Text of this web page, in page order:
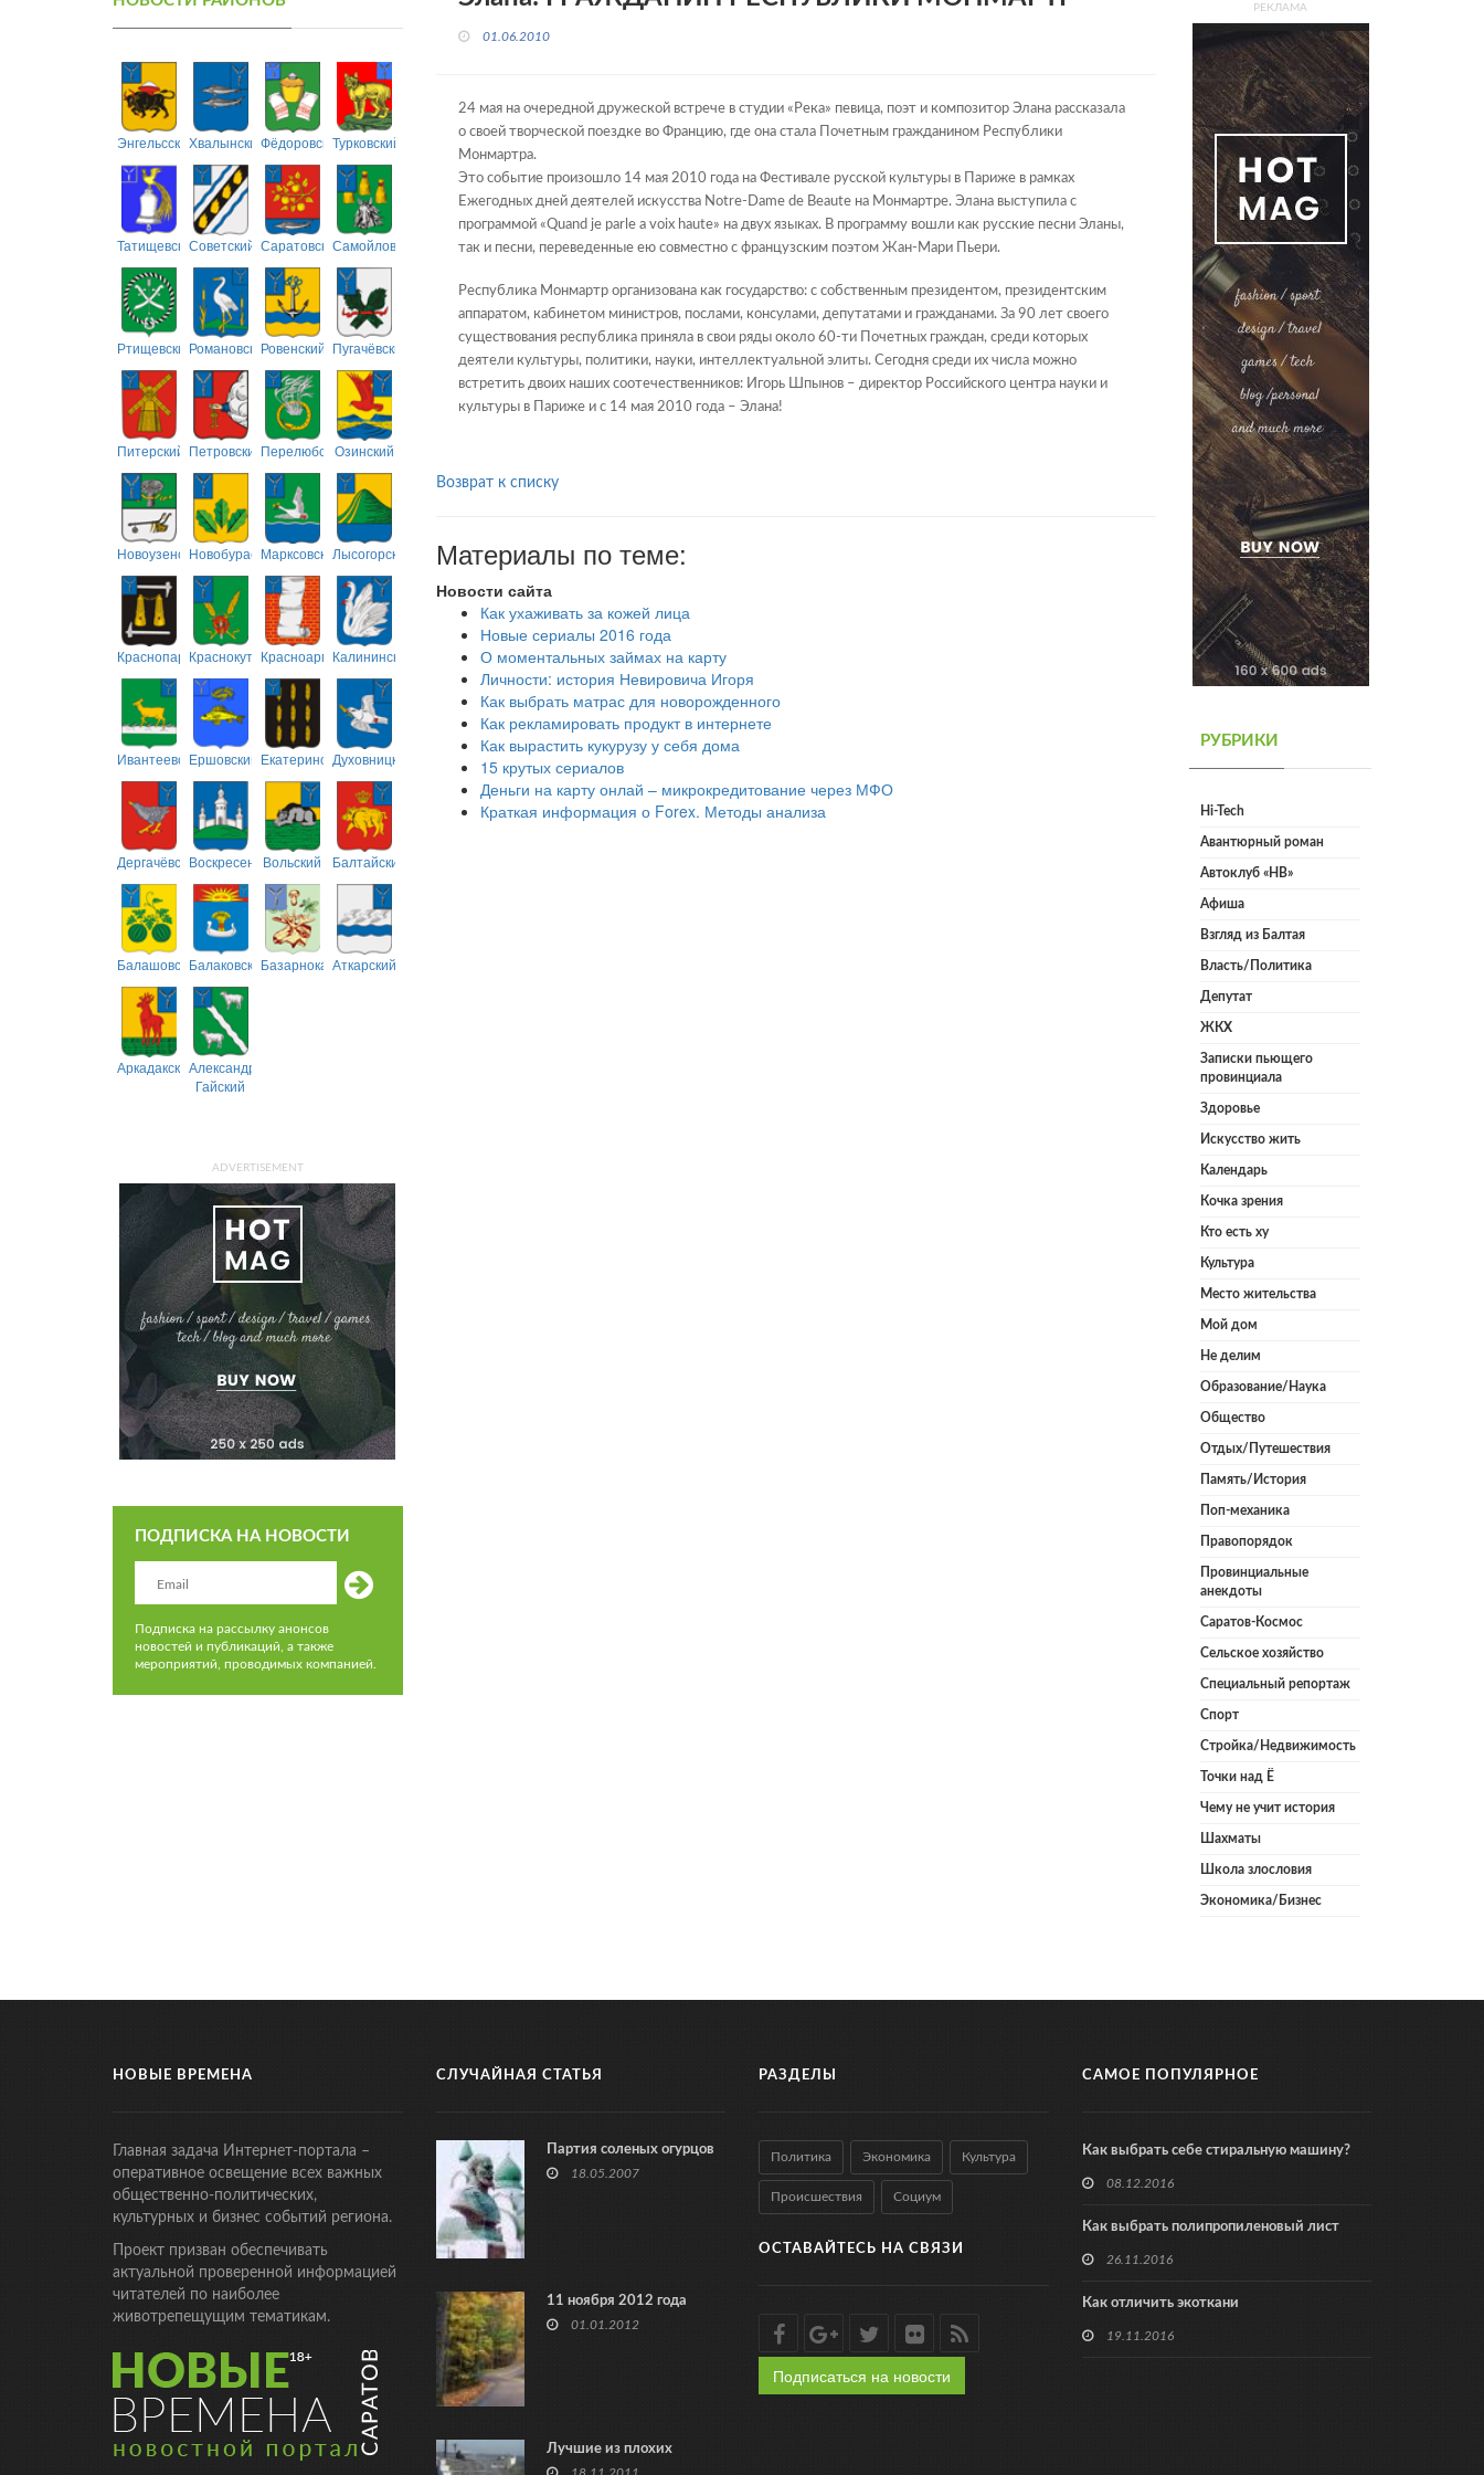
ЭнгельсскийХвалынскийФёдоровскийТурковский
ТатищевскийСоветский СаратовскийСамойловский
РтищевскийРомановскийРовенский Пугачёвский
Питерский ПетровскийПерелюбскийОзинский
НовоузенскийНовобурасскийМарксовскийЛысогорский
Краснопартизанский
КраснокутскийКрасноармейский
Калининский
ИвантеевскийЕршовский ЕкатериновскийДуховницкий
ДергачёвскийВоскресенскийВольский Балтайский
БалашовскийБалаковскийБазарнокарабулакский
Аткарский
АркадакскийАлександрово-
Гайский
ADVERTISEMENT
ПОДПИСКА НА НОВОСТИ
Подписка на рассылку анонсов
новостей и публикаций, а также
мероприятий, проводимых компанией.
01.06.2010
24 мая на очередной дружеской встрече в студии «Река» певица, поэт и композитор Элана рассказала
о своей творческой поездке во Францию, где она стала Почетным гражданином Республики
Монмартра.
Это событие произошло 14 мая 2010 года на Фестивале русской культуры в Париже в рамках
Ежегодных дней деятелей искусства Notre-Dame de Beaute на Монмартре. Элана выступила с
программой «Quand je parle a voix haute» на двух языках. В программу вошли как русские песни Эланы,
так и песни, переведенные ею совместно с французским поэтом Жан-Мари Пьери.
Республика Монмартр организована как государство: с собственным президентом, президентским
аппаратом, кабинетом министров, послами, консулами, депутатами и гражданами. За 90 лет своего
существования республика приняла в свои ряды около 60-ти Почетных граждан, среди которых
деятели культуры, политики, науки, интеллектуальной элиты. Сегодня среди их числа можно
встретить двоих наших соотечественников: Игорь Шпынов – директор Российского центра науки и
культуры в Париже и с 14 мая 2010 года – Элана!
Возврат к списку
Материалы по теме:
Новости сайта
Как ухаживать за кожей лица
Новые сериалы 2016 года
О моментальных займах на карту
Личности: история Невировича Игоря
Как выбрать матрас для новорожденного
Как рекламировать продукт в интернете
Как вырастить кукурузу у себя дома
15 крутых сериалов
Деньги на карту онлай – микрокредитование через МФО
Краткая информация о Forex. Методы анализа
РЕКЛАМА
РУБРИКИ
Hi-Tech
Авантюрный роман
Автоклуб «НВ»
Афиша
Взгляд из Балтая
Власть/Политика
Депутат
ЖКХ
Записки пьющего
провинциала
Здоровье
Искусство жить
Календарь
Кочка зрения
Кто есть ху
Культура
Место жительства
Мой дом
Не делим
Образование/Наука
Общество
Отдых/Путешествия
Память/История
Поп-механика
Правопорядок
Провинциальные
анекдоты
Саратов-Космос
Сельское хозяйство
Специальный репортаж
Спорт
Стройка/Недвижимость
Точки над Ё
Чему не учит история
Шахматы
Школа злословия
Экономика/Бизнес
НОВЫЕ ВРЕМЕНА
Главная задача Интернет-портала –
оперативное освещение всех важных
общественно-политических,
культурных и бизнес событий региона.
Проект призван обеспечивать
актуальной проверенной информацией
читателей по наиболее
животрепещущим тематикам.
СЛУЧАЙНАЯ СТАТЬЯ
Партия соленых огурцов
18.05.2007
11 ноября 2012 года
01.01.2012
Лучшие из плохих
РАЗДЕЛЫ
Политика Экономика Культура
Происшествия Социум
ОСТАВАЙТЕСЬ НА СВЯЗИ
Подписаться на новости
САМОЕ ПОПУЛЯРНОЕ
Как выбрать себе стиральную машину?
08.12.2016
Как выбрать полипропиленовый лист
26.11.2016
Как отличить экоткани
19.11.2016